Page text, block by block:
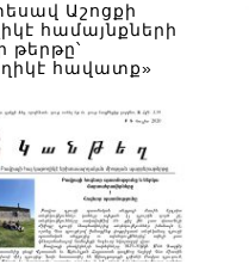
Աշոցքի
համայնքների
թերթը՝
հավատք»